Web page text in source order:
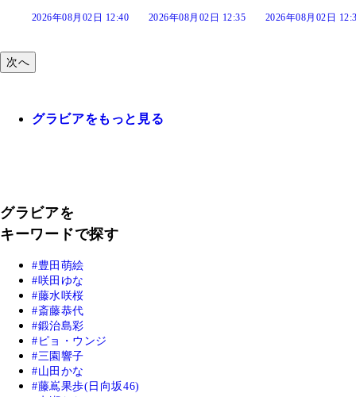
2026年08月02日 12:35 2026年08月02日 12:30 2026年08月02日
次へ
グラビアをもっと見る
グラビアを
キーワードで探す
豊田萌絵
咲田ゆな
藤水咲桜
斎藤恭代
鍛治島彩
ピョ・ウンジ
三園響子
山田かな
藤嶌果歩(日向坂46)